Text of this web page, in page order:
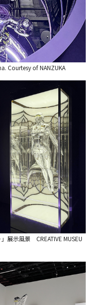
Courtesy of NANZUKA
展示風景 CREATIVE MUSEU